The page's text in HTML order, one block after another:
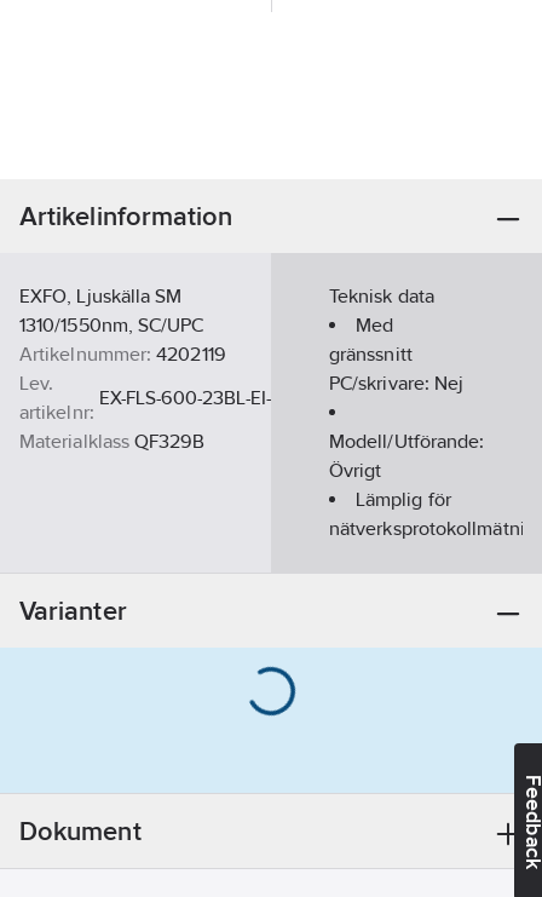
Artikelinformation
EXFO, Ljuskälla SM
1310/1550nm, SC/UPC
Artikelnummer: 4202119
Lev.
artikelnr:
EX-FLS-600-23BL-EI-E
Materialklass QF329B
Teknisk data
Med
gränssnitt
PC/skrivare: Nej
Modell/Utförande:
Övrigt
Lämplig för
Analog
Nej
REACH
Varianter
Dokument